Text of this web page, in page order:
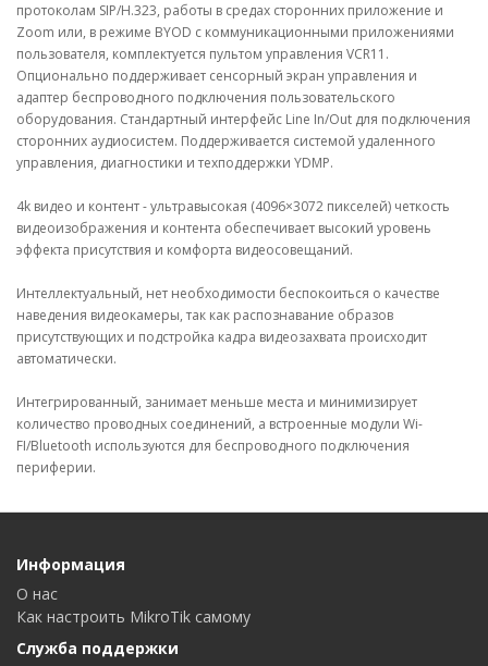
протоколам SIP/H.323, работы в средах сторонних приложение и
Zoom или, в режиме BYOD с коммуникационными приложениями
пользователя, комплектуется пультом управления VCR11.
Опционально поддерживает сенсорный экран управления и
адаптер беспроводного подключения пользовательского
оборудования. Стандартный интерфейс Line In/Out для подключения
сторонних аудиосистем. Поддерживается системой удаленного
управления, диагностики и техподдержки YDMP.
4k видео и контент - ультравысокая (4096×3072 пикселей) четкость
видеоизображения и контента обеспечивает высокий уровень
эффекта присутствия и комфорта видеосовещаний.
Интеллектуальный, нет необходимости беспокоиться о качестве
наведения видеокамеры, так как распознавание образов
присутствующих и подстройка кадра видеозахвата происходит
автоматически.
Интегрированный, занимает меньше места и минимизирует
количество проводных соединений, а встроенные модули Wi-
FI/Bluеtooth используются для беспроводного подключения
периферии.
Информация
О нас
Как настроить MikroTik самому
Служба поддержки